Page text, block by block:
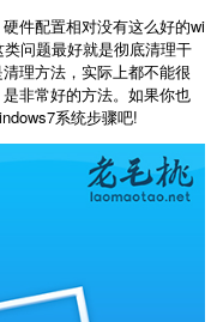
件配置相对没有这么好的wi
问题最好就是彻底清理干
理方法，实际上都不能很
非常好的方法。如果你也
系统步骤吧!